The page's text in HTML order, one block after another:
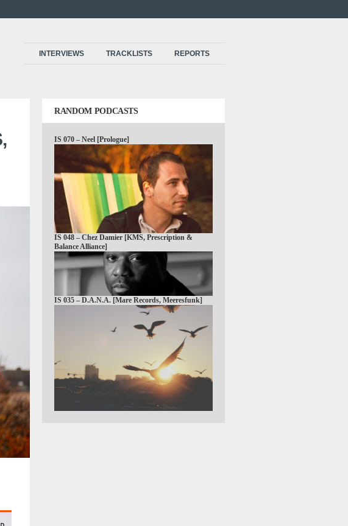
INTERVIEWS TRACKLISTS REPORTS
RANDOM PODCASTS
IS 070 – Neel [Prologue]
IS 048 – Chez Damier [KMS, Prescription &
Balance Alliance]
IS 035 – D.A.N.A. [Mare Records, Meeresfunk]